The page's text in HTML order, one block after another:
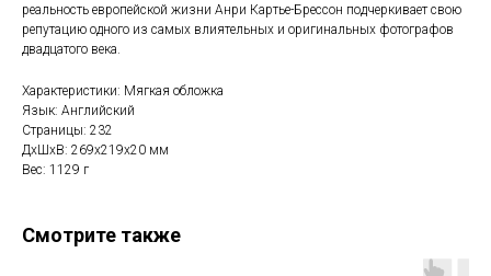
реальность европейской жизни Анри Картье-Брессон подчеркивает свою
репутацию одного из самых влиятельных и оригинальных фотографов
двадцатого века.
Характеристики: Мягкая обложка
Язык: Английский
Страницы: 232
ДxШxВ: 269x219x20 мм
Вес: 1129 г
Смотрите также